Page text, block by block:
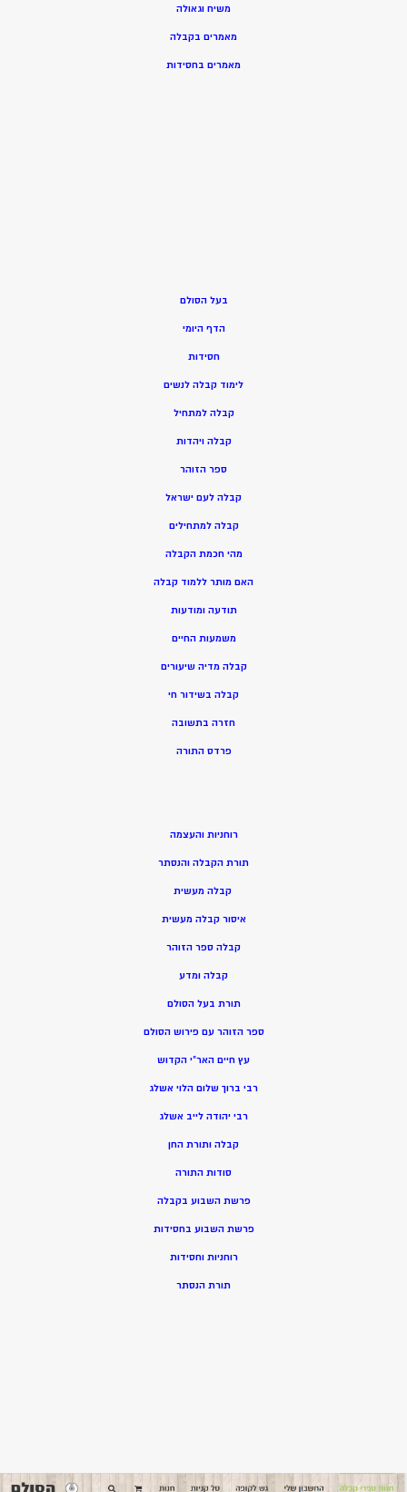
משיח וגאולה
מאמרים בקבלה
מאמרים בחסידות
בעל הסולם
הדף היומי
חסידות
לימוד קבלה לנשים
קבלה למתחיל
קבלה ויהדות
ספר הזוהר
קבלה לעם ישראל
קבלה למתחילים
מהי חכמת הקבלה
האם מותר ללמוד קבלה
תודעה ומודעות
משמעות החיים
קבלה מדיה שיעורים
קבלה בשידור חי
חזרה בתשובה
פרדס התורה
רוחניות והעצמה
תורת הקבלה והנסתר
קבלה מעשית
איסור קבלה מעשית
קבלה ספר הזוהר
קבלה ומדע
תורת בעל הסולם
ספר הזוהר עם פירוש הסולם
עץ חיים האר”י הקדוש
רבי ברוך שלום הלוי אשלג
רבי יהודה לייב אשלג
קבלה ותורת החן
סודות התורה
פרשת השבוע בקבלה
פרשת השבוע בחסידות
רוחניות וחסידות
תורת הנסתר